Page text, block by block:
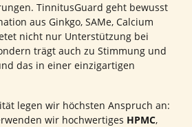
TinnitusGuard geht bewusst
aus Ginkgo, SAMe, Calcium
nicht nur Unterstützung bei
trägt auch zu Stimmung und
das in einer einzigartigen
legen wir höchsten Anspruch an:
wir hochwertiges HPMC,